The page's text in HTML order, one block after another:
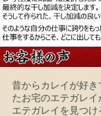
昔からカレイが好
たお宅のエテガレ
エテガレイを見つ